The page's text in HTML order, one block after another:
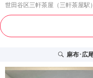
世田谷区三軒茶屋 （三軒茶屋駅）
麻布･広